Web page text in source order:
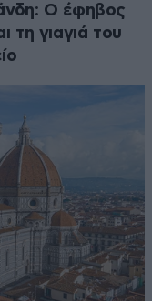
Ο έφηβος
τη γιαγιά του